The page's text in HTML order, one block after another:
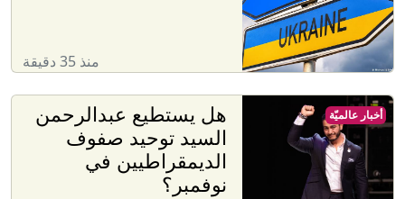
منذ 35 دقيقة
هل يستطيع عبدالرحمن
السيد توحيد صفوف
الديمقراطيين في
نوفمبر؟
أخبار عالميّة